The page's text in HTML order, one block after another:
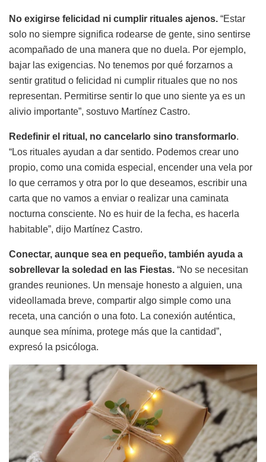
No exigirse felicidad ni cumplir rituales ajenos. “Estar
solo no siempre significa rodearse de gente, sino sentirse
acompañado de una manera que no duela. Por ejemplo,
bajar las exigencias. No tenemos por qué forzarnos a
sentir gratitud o felicidad ni cumplir rituales que no nos
representan. Permitirse sentir lo que uno siente ya es un
alivio importante”, sostuvo Martínez Castro.
Redefinir el ritual, no cancelarlo sino transformarlo.
“Los rituales ayudan a dar sentido. Podemos crear uno
propio, como una comida especial, encender una vela por
lo que cerramos y otra por lo que deseamos, escribir una
carta que no vamos a enviar o realizar una caminata
nocturna consciente. No es huir de la fecha, es hacerla
habitable”, dijo Martínez Castro.
Conectar, aunque sea en pequeño, también ayuda a
sobrellevar la soledad en las Fiestas. “No se necesitan
grandes reuniones. Un mensaje honesto a alguien, una
videollamada breve, compartir algo simple como una
receta, una canción o una foto. La conexión auténtica,
aunque sea mínima, protege más que la cantidad”,
expresó la psicóloga.